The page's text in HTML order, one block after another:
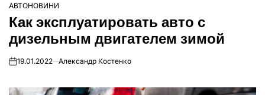
ОПУБЛІКУВАТИ
У
АВТОНОВИНИ
Как эксплуатировать авто с
дизельным двигателем зимой
on19.01.2022 Александр Костенко